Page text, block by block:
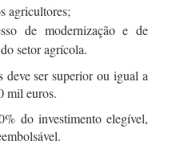
agricultores;
de modernização e de
setor agrícola.
deve ser superior ou igual a
mil euros.
do investimento elegível,